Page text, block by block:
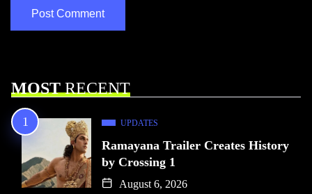
MOSTRECENT
UPDATES
Ramayana Trailer Creates History
by Crossing 1
August 6, 2026